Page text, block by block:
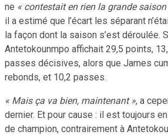
ne « contestait en rien la grande saison
il a estimé que l’écart les séparant
la façon dont la saison s’est déroulée.
Antetokounmpo affichait 29,5 points,
passes décisives, alors que James
rebonds, et 10,2 passes.
« Mais ça va bien, maintenant », a
dernier. Et pour cause : il est toujours
de champion, contrairement à